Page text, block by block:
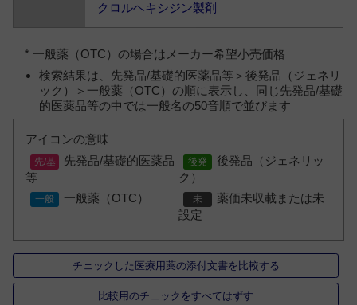
クロルヘキシジン製剤
* 一般薬（OTC）の場合はメーカー希望小売価格
検索結果は、先発品/基礎的医薬品等＞後発品（ジェネリ
ック）＞一般薬（OTC）の順に表示し、同じ先発品/基礎
的医薬品等の中では一般名の50音順で並びます
アイコンの意味
先発品/基礎的医薬品
等
後発品（ジェネリッ
ク）
一般薬（OTC）
薬価未収載または未
設定
チェックした医療用薬の添付文書を比較する
比較用のチェックをすべてはずす